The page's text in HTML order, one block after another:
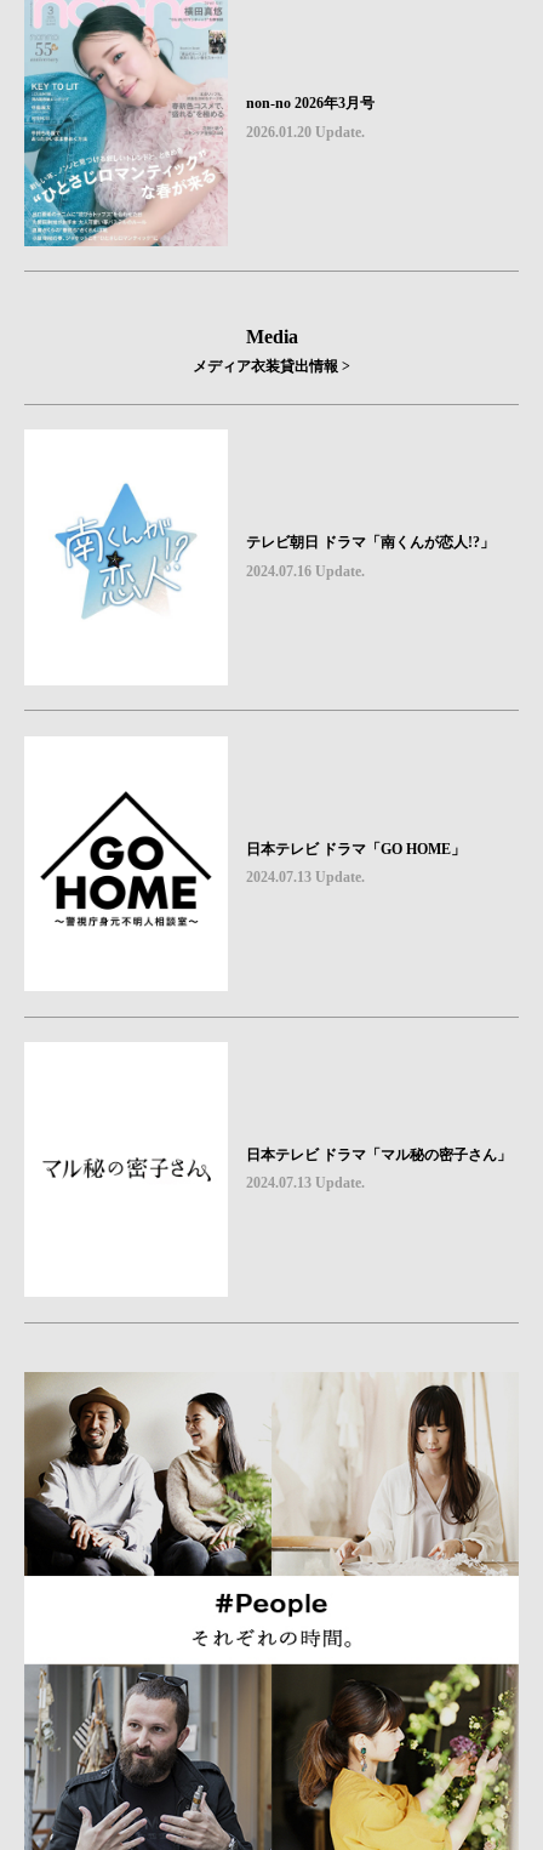
non-no 2026年3月号
2026.01.20 Update.
Media
メディア衣装貸出情報 >
テレビ朝日 ドラマ「南くんが恋人!?」
2024.07.16 Update.
日本テレビ ドラマ「GO HOME」
2024.07.13 Update.
日本テレビ ドラマ「マル秘の密子さん」
2024.07.13 Update.